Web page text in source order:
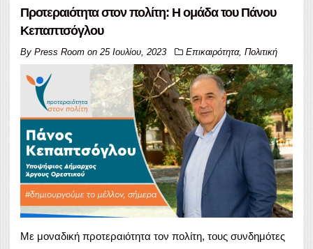
Προτεραιότητα στον πολίτη: Η ομάδα του Πάνου
Κεπαπτσόγλου
By Press Room on 25 Ιουλίου, 2023 Επικαιρότητα, Πολιτική
Με μοναδική προτεραιότητα τον πολίτη, τους συνδημότες